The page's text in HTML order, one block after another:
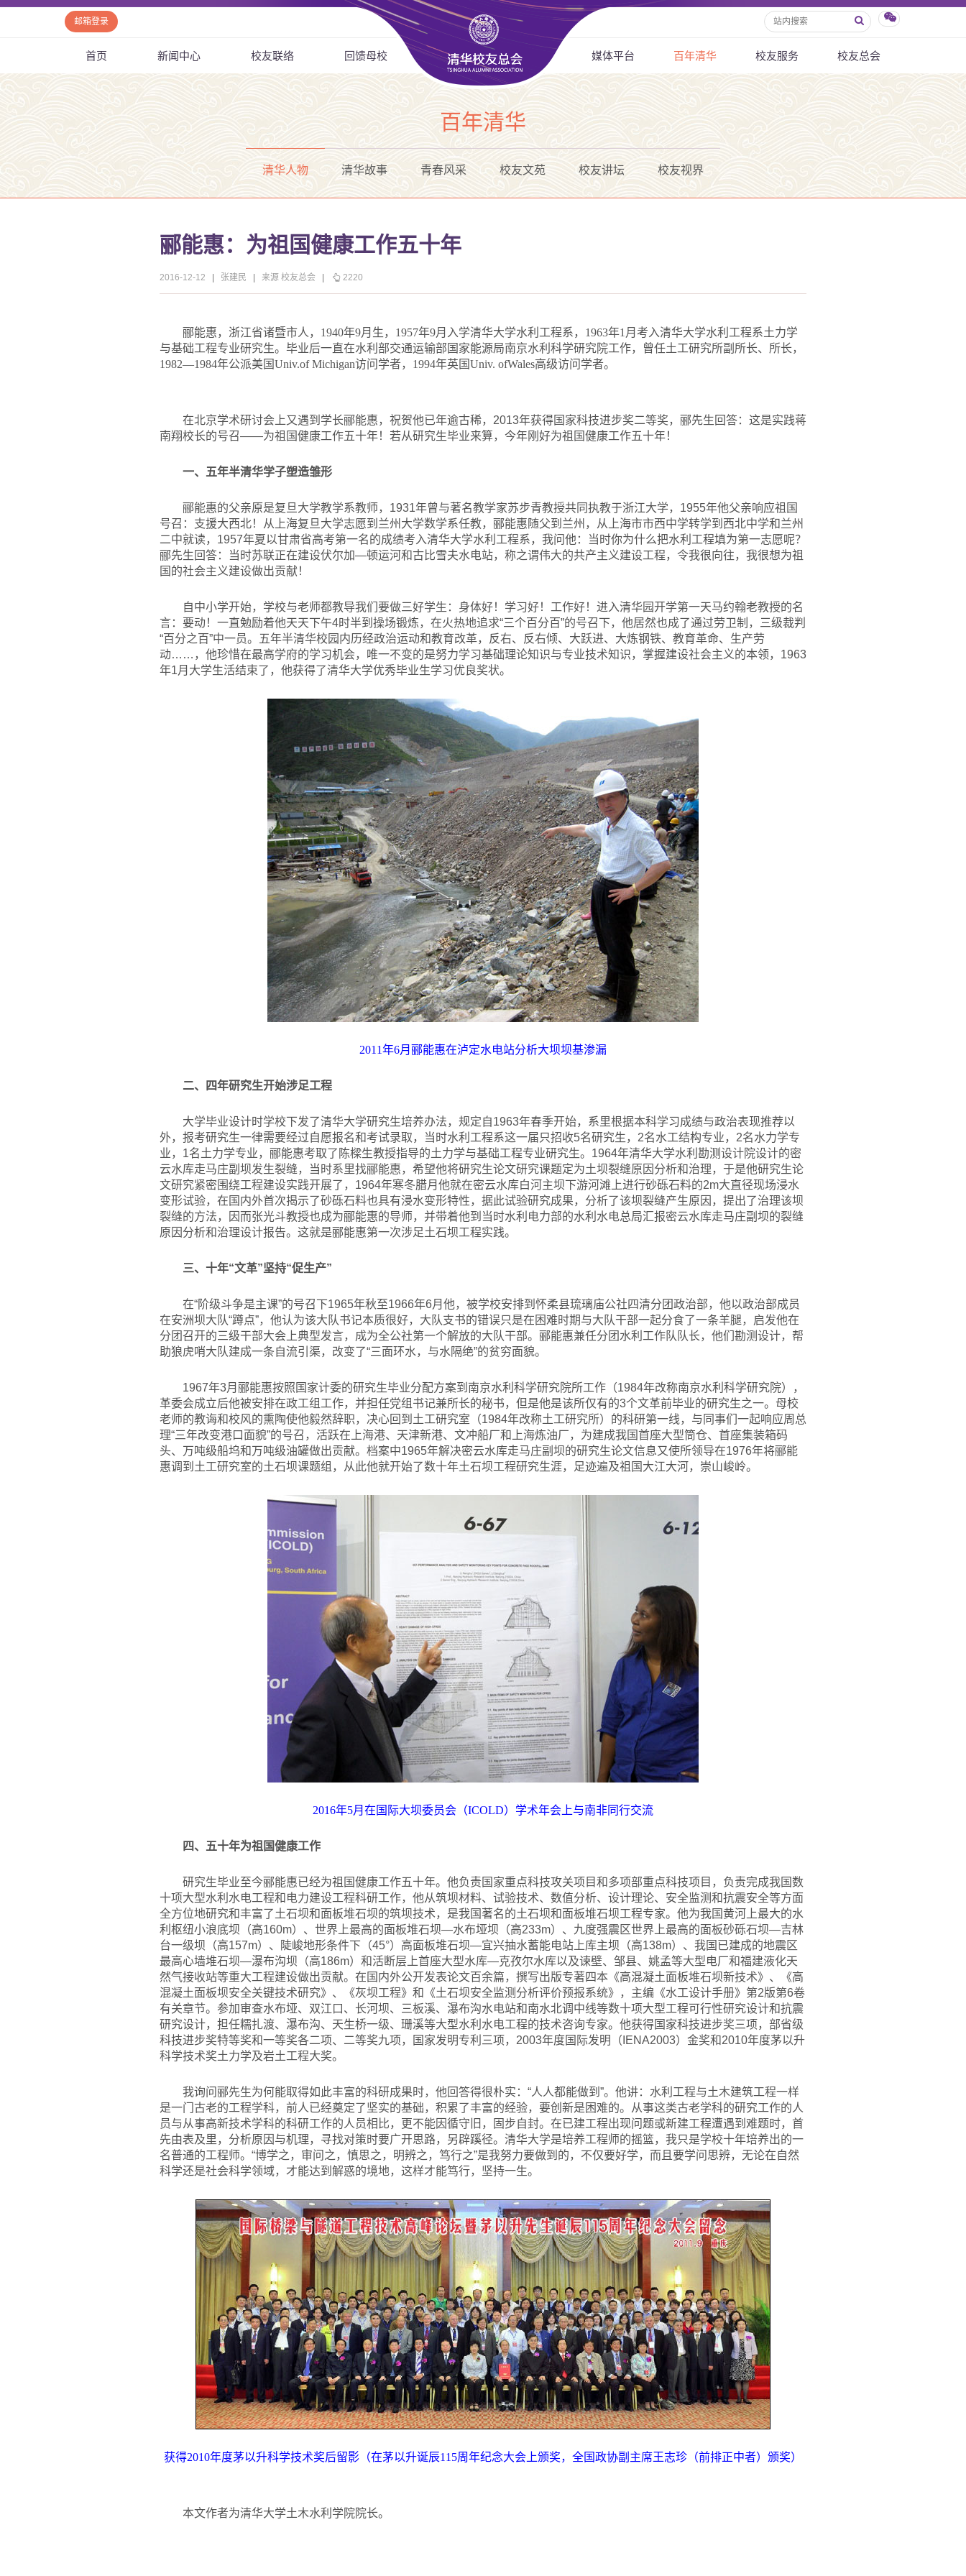
邮箱登录
首页 新闻中心 校友联络 回馈母校 媒体平台 百年清华 校友服务 校友总会
百年清华
清华人物 清华故事 青春风采 校友文苑 校友讲坛 校友视界
郦能惠：为祖国健康工作五十年
2016-12-12 张建民 来源 校友总会 2220
郦能惠，浙江省诸暨市人，1940年9月生，1957年9月入学清华大学水利工程系，1963年1月考入清华大学水利工程系土力学
与基础工程专业研究生。毕业后一直在水利部交通运输部国家能源局南京水利科学研究院工作，曾任土工研究所副所长、所长，
1982—1984年公派美国Univ.of Michigan访问学者，1994年英国Univ. ofWales高级访问学者。
在北京学术研讨会上又遇到学长郦能惠，祝贺他已年逾古稀，2013年获得国家科技进步奖二等奖，郦先生回答：这是实践蒋
南翔校长的号召——为祖国健康工作五十年！若从研究生毕业来算，今年刚好为祖国健康工作五十年！
一、五年半清华学子塑造雏形
郦能惠的父亲原是复旦大学教学系教师，1931年曾与著名教学家苏步青教授共同执教于浙江大学，1955年他父亲响应祖国
号召：支援大西北！从上海复旦大学志愿到兰州大学数学系任教，郦能惠随父到兰州，从上海市市西中学转学到西北中学和兰州
二中就读，1957年夏以甘肃省高考第一名的成绩考入清华大学水利工程系，我问他：当时你为什么把水利工程填为第一志愿呢？
郦先生回答：当时苏联正在建设伏尔加—顿运河和古比雪夫水电站，称之谓伟大的共产主义建设工程，令我很向往，我很想为祖
国的社会主义建设做出贡献！
自中小学开始，学校与老师都教导我们要做三好学生：身体好！学习好！工作好！进入清华园开学第一天马约翰老教授的名
言：要动！一直勉励着他天天下午4时半到操场锻炼，在火热地追求“三个百分百”的号召下，他居然也成了通过劳卫制，三级裁判
“百分之百”中一员。五年半清华校园内历经政治运动和教育改革，反右、反右倾、大跃进、大炼钢铁、教育革命、生产劳
动……，他珍惜在最高学府的学习机会，唯一不变的是努力学习基础理论知识与专业技术知识，掌握建设社会主义的本领，1963
年1月大学生活结束了，他获得了清华大学优秀毕业生学习优良奖状。
2011年6月郦能惠在泸定水电站分析大坝坝基渗漏
二、四年研究生开始涉足工程
大学毕业设计时学校下发了清华大学研究生培养办法，规定自1963年春季开始，系里根据本科学习成绩与政治表现推荐以
外，报考研究生一律需要经过自愿报名和考试录取，当时水利工程系这一届只招收5名研究生，2名水工结构专业，2名水力学专
业，1名土力学专业，郦能惠考取了陈樑生教授指导的土力学与基础工程专业研究生。1964年清华大学水利勘测设计院设计的密
云水库走马庄副坝发生裂缝，当时系里找郦能惠，希望他将研究生论文研究课题定为土坝裂缝原因分析和治理，于是他研究生论
文研究紧密围绕工程建设实践开展了，1964年寒冬腊月他就在密云水库白河主坝下游河滩上进行砂砾石料的2m大直径现场浸水
变形试验，在国内外首次揭示了砂砾石料也具有浸水变形特性，据此试验研究成果，分析了该坝裂缝产生原因，提出了治理该坝
裂缝的方法，因而张光斗教授也成为郦能惠的导师，并带着他到当时水利电力部的水利水电总局汇报密云水库走马庄副坝的裂缝
原因分析和治理设计报告。这就是郦能惠第一次涉足土石坝工程实践。
三、十年“文革”坚持“促生产”
在“阶级斗争是主课”的号召下1965年秋至1966年6月他，被学校安排到怀柔县琉璃庙公社四清分团政治部，他以政治部成员
在安洲坝大队“蹲点”，他认为该大队书记本质很好，大队支书的错误只是在困难时期与大队干部一起分食了一条羊腿，启发他在
分团召开的三级干部大会上典型发言，成为全公社第一个解放的大队干部。郦能惠兼任分团水利工作队队长，他们勘测设计，帮
助狼虎哨大队建成一条自流引渠，改变了“三面环水，与水隔绝”的贫穷面貌。
1967年3月郦能惠按照国家计委的研究生毕业分配方案到南京水利科学研究院所工作（1984年改称南京水利科学研究院），
革委会成立后他被安排在政工组工作，并担任党组书记兼所长的秘书，但是他是该所仅有的3个文革前毕业的研究生之一。母校
老师的教诲和校风的熏陶使他毅然辞职，决心回到土工研究室（1984年改称土工研究所）的科研第一线，与同事们一起响应周总
理“三年改变港口面貌”的号召，活跃在上海港、天津新港、文冲船厂和上海炼油厂，为建成我国首座大型筒仓、首座集装箱码
头、万吨级船坞和万吨级油罐做出贡献。档案中1965年解决密云水库走马庄副坝的研究生论文信息又使所领导在1976年将郦能
惠调到土工研究室的土石坝课题组，从此他就开始了数十年土石坝工程研究生涯，足迹遍及祖国大江大河，崇山峻岭。
2016年5月在国际大坝委员会（ICOLD）学术年会上与南非同行交流
四、五十年为祖国健康工作
研究生毕业至今郦能惠已经为祖国健康工作五十年。他负责国家重点科技攻关项目和多项部重点科技项目，负责完成我国数
十项大型水利水电工程和电力建设工程科研工作，他从筑坝材料、试验技术、数值分析、设计理论、安全监测和抗震安全等方面
全方位地研究和丰富了土石坝和面板堆石坝的筑坝技术，是我国著名的土石坝和面板堆石坝工程专家。他为我国黄河上最大的水
利枢纽小浪底坝（高160m）、世界上最高的面板堆石坝—水布垭坝（高233m）、九度强震区世界上最高的面板砂砾石坝—吉林
台一级坝（高157m）、陡峻地形条件下（45°）高面板堆石坝—宜兴抽水蓄能电站上库主坝（高138m）、我国已建成的地震区
最高心墙堆石坝—瀑布沟坝（高186m）和活断层上首座大型水库—克孜尔水库以及谏壁、邹县、姚孟等大型电厂和福建液化天
然气接收站等重大工程建设做出贡献。在国内外公开发表论文百余篇，撰写出版专著四本《高混凝土面板堆石坝新技术》、《高
混凝土面板坝安全关键技术研究》、《灰坝工程》和《土石坝安全监测分析评价预报系统》，主编《水工设计手册》第2版第6卷
有关章节。参加审查水布垭、双江口、长河坝、三板溪、瀑布沟水电站和南水北调中线等数十项大型工程可行性研究设计和抗震
研究设计，担任糯扎渡、瀑布沟、天生桥一级、珊溪等大型水利水电工程的技术咨询专家。他获得国家科技进步奖三项，部省级
科技进步奖特等奖和一等奖各二项、二等奖九项，国家发明专利三项，2003年度国际发明（IENA2003）金奖和2010年度茅以升
科学技术奖土力学及岩土工程大奖。
我询问郦先生为何能取得如此丰富的科研成果时，他回答得很朴实：“人人都能做到”。他讲：水利工程与土木建筑工程一样
是一门古老的工程学科，前人已经奠定了坚实的基础，积累了丰富的经验，要创新是困难的。从事这类古老学科的研究工作的人
员与从事高新技术学科的科研工作的人员相比，更不能因循守旧，固步自封。在已建工程出现问题或新建工程遭遇到难题时，首
先由表及里，分析原因与机理，寻找对策时要广开思路，另辟蹊径。清华大学是培养工程师的摇篮，我只是学校十年培养出的一
名普通的工程师。“博学之，审问之，慎思之，明辨之，笃行之”是我努力要做到的，不仅要好学，而且要学问思辨，无论在自然
科学还是社会科学领域，才能达到解惑的境地，这样才能笃行，坚持一生。
获得2010年度茅以升科学技术奖后留影（在茅以升诞辰115周年纪念大会上颁奖，全国政协副主席王志珍（前排正中者）颁奖）
本文作者为清华大学土木水利学院院长。